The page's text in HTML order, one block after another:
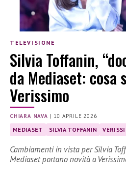
TELEVISIONE
Silvia Toffanin,
da Mediaset: cosa
Verissimo
CHIARA NAVA | 10 APRILE 2026
MEDIASET SILVIA TOFFANIN
Cambiamenti in vista per Silvia
Mediaset portano novità a